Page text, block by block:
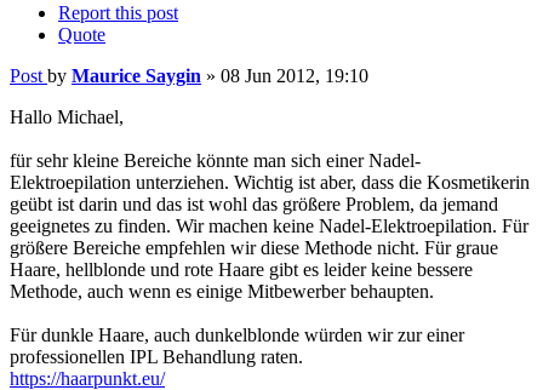
Report this post
Quote
Post by Maurice Saygin » 08 Jun 2012, 19:10
Hallo Michael,
für sehr kleine Bereiche könnte man sich einer Nadel-
Elektroepilation unterziehen. Wichtig ist aber, dass die Kosmetikerin
geübt ist darin und das ist wohl das größere Problem, da jemand
geeignetes zu finden. Wir machen keine Nadel-Elektroepilation. Für
größere Bereiche empfehlen wir diese Methode nicht. Für graue
Haare, hellblonde und rote Haare gibt es leider keine bessere
Methode, auch wenn es einige Mitbewerber behaupten.
Für dunkle Haare, auch dunkelblonde würden wir zur einer
professionellen IPL Behandlung raten.
https://haarpunkt.eu/